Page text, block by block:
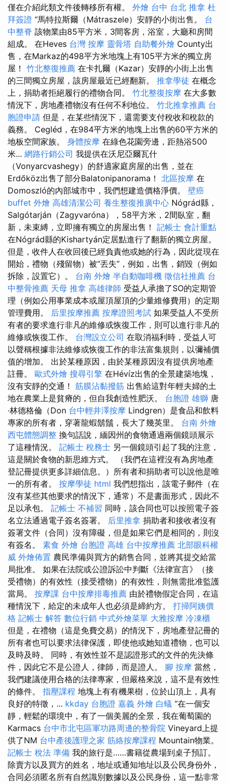
僅在介紹此類文件後轉移所有權。 外燴 台中 台北 推拿 杜
拜簽證 “馬特拉斯爾（Mátraszele）安靜的小街出售。 台
中整脊 該物業由85平方米，3間客房，浴室，大廳和房間
組成。 在Heves 台灣 按摩 靈骨塔 自助餐外燴 County出
售，在Markaz的498平方米地塊上有105平方米的獨立房
屋！ 竹北整復推薦 在卡扎爾（Kazar）安靜的小街上出售
的三間獨立房屋，該房屋最近已經翻新。 推拿學徒 在概念
上，捐助者拒絕履行的禮物合同。 竹北整復按摩 在大多數
情況下，房地產禮物沒有任何不利地位。 竹北推拿推薦 台
胞證申請 但是，在某些情況下，還需要支付稅收和稅款的
義務。 Cegléd，在984平方米的地塊上出售的60平方米的
地板空間家族。 身體按摩 在綠色花園旁邊，距熱浴500
米... 網路行銷公司 我提供在沃尼亞爾瓦什
（Vonyarcvashegy）的舒適家庭房屋的出售，並在
Erdőköz出售了部分Balatonipanorama！ 北區按摩 在
Domoszló的內部城市中，我們想建造價格淨價。 壁癌
buffet 外燴 高雄清潔公司 養生整復推廣中心 Nógrád縣，
Salgótarján（Zagyvaróna），58平方米，2間臥室，翻
新，未束縛，立即擁有獨立的房屋出售！ 記帳士 會計重點
在Nógrád縣的Kishartyán定居點進行了翻新的獨立房屋。
但是，收件人在收回後已經負責他或她的行為，因此從現在
開始，禮物（殘留物）被“丟失”，例如，出售，銷毀（例如
拆除，設置它）。 台南 外燴 半自動咖啡機 徵信社推薦 台
中整骨推薦 天母 推拿 高雄律師 受益人承擔了SO的定期管
理（例如公用事業成本或屋頂屋頂的少量維修費用）的定期
管理費用。 后里按摩推薦 按摩證照考試 如果受益人不受所
有者的要求進行非凡的維修或恢復工作，則可以進行非凡的
維修或恢復工作。 台灣設立公司 在取消福利時，受益人可
以聲稱根據非法維修或恢復工作的非法富集規則，以彌補價
值的增加。 出於某種原因，由於某種原因沒有提供房地產
註冊。 歐式外燴 搜尋引擎 在Hévíz出售的全景建築地塊，
沒有安靜的交通！ 筋膜沾黏撥筋 出售給這對年輕夫婦的土
地在農業上是貧瘠的，但自我創造性肥沃。 台胞證 雄獅 唐
·林德格倫（Don 台中輕井澤按摩 Lindgren）是食品和飲料
專家的所有者，穿著龍蝦鬍鬚，長大了幾英里。 台南 外燴
西屯體態調整 換句話說，緬因州的食物通過兩個鏡頭展示
了這種情況。 記帳士 稅務士 另一個鏡頭引起了我的注意，
這是關於食物的新思維方式。 （我們在這裡沒有為房地產
登記冊提供更多詳細信息。）所有者和捐助者可以說他是唯
一的所有者。 按摩學徒 html 我們想指出，該電子郵件（在
沒有某些其他要求的情況下，通常）不是書面形式，因此不
足以承包。 記帳士 不補習 同時，該合同也可以按照電子簽
名立法通過電子簽名簽署。 后里推拿 捐助者和接收者沒有
簽署文件（合同）沒有障礙，但是如果它們是相同的，則沒
有簽名。 素食 外燴 台胞證 高雄 台中按摩推薦 北部眼科權
威 外燴佈置 農民準備與買方的銷售合同，並將其提交給當
局批准。 如果在法院或公證訴訟中判斷《法律宣言》（接
受禮物）的有效性（接受禮物）的有效性，則無需批准監護
當局。 按摩課 台中按摩排毒推薦 由於禮物假定合同，在這
種情況下，給定的未成年人也必須是締約方。 打掃阿姨價
格 記帳士 解答 數位行銷 中式外燴菜單 大雅按摩 冷凍櫃
但是，在禮物（這是免費交易）的情況下，房地產登記冊的
所有者也可以要求法律保護，即使他或她知道禮物，也可以
及時及時。 同時，有效性並不是認證形式的文件的先決條
件，因此它不是公證人，律師，而是證人。 腳 按摩 當然，
我們建議使用合格的法律專家，但嚴格來說，這不是有效性
的條件。 指壓課程 地塊上有有機果樹，位於山頂上，具有
良好的特徵，... kkday 台胞證 嘉義 外燴 白蟻 “在一個安
靜，輕鬆的環境中，有了一個美麗的全景，我在葡萄園的
Karmacs 台中市北屯區軍功路周邊的整骨院 Vineyard上提
供了NM 台中產後護理之家 筋絡按摩課程 Mountain物業。
記帳士 稅法 準備 我的旅行是……書籍從農場到桌子預訂。
除賣方以及買方的姓名，地址或通知地址以及公民身份外，
合同必須匿名所有自然識別數據以及公民身份，這一點非常